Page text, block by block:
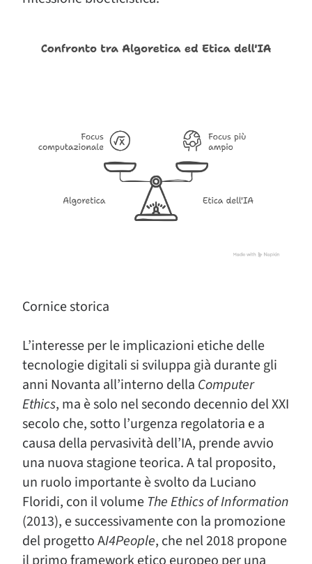
Cornice storica
L’interesse per le implicazioni etiche delle
tecnologie digitali si sviluppa già durante gli
anni Novanta all’interno della Computer
Ethics, ma è solo nel secondo decennio del XXI
secolo che, sotto l’urgenza regolatoria e a
causa della pervasività dell’IA, prende avvio
una nuova stagione teorica. A tal proposito,
un ruolo importante è svolto da Luciano
Floridi, con il volume The Ethics of Information
(2013), e successivamente con la promozione
del progetto AI4People, che nel 2018 propone